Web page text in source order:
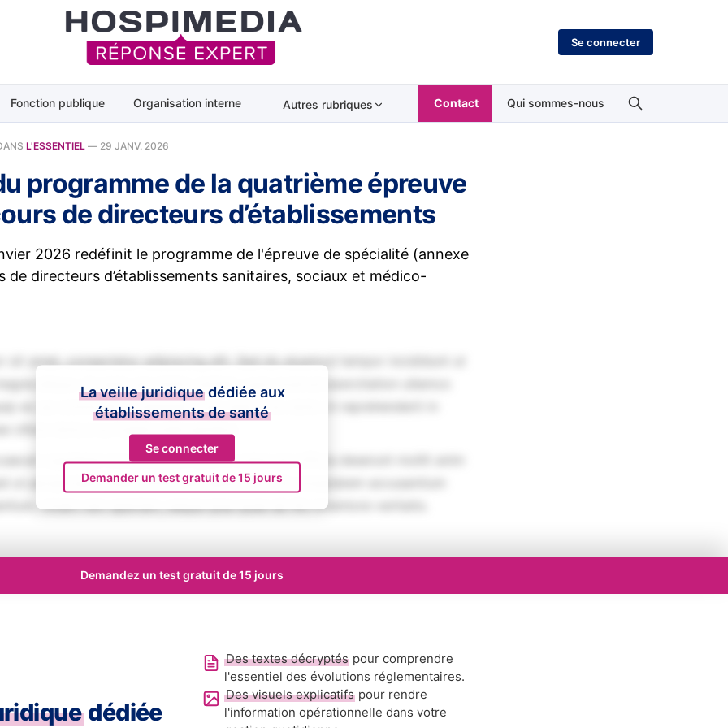
Se connecter
Fonction publique Organisation interne Autres rubriques Contact Qui sommes-nous
L'ESSENTIEL — 29 JANV. 2026
programme de la quatrième épreuve
de directeurs d’établissements
2026 redéfinit le programme de l'épreuve de spécialité (annexe
de directeurs d’établissements sanitaires, sociaux et médico-
sit amet, consectetur adipiscing elit. Sed do eiusmod tempor incididunt ut
aliqua. Ut enim ad minim veniam, quis nostrud exercitation ullamco
ex ea commodo consequat. Duis aute irure dolor in reprehenderit in
cupidatat non proident, sunt in culpa qui officia deserunt mollit anim
ut perspiciatis unde omnis iste natus error sit voluptatem accusantium
totam rem aperiam, eaque ipsa quae ab illo inventore veritatis.
La veille juridique dédiée aux
établissements de santé
Se connecter
Demander un test gratuit de 15 jours
Demandez un test gratuit de 15 jours
dédiée
Des textes décryptés pour comprendre
l'essentiel des évolutions réglementaires.
Des visuels explicatifs pour rendre
l'information opérationnelle dans votre